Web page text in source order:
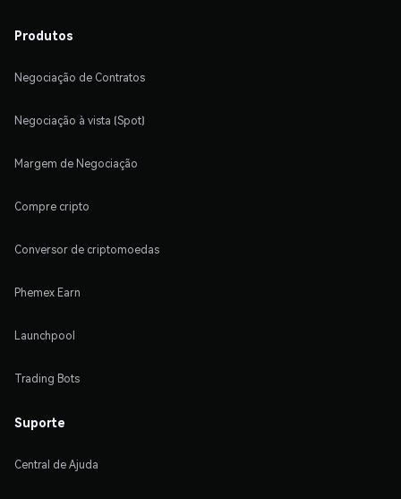
Produtos
Negociação de Contratos
Negociação à vista (Spot)
Margem de Negociação
Compre cripto
Conversor de criptomoedas
Phemex Earn
Launchpool
Trading Bots
Suporte
Central de Ajuda